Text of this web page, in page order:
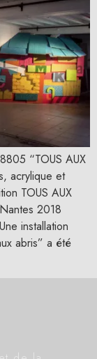
“TOUS AUX
acrylique et
TOUS AUX
2018
installation
abris” a été